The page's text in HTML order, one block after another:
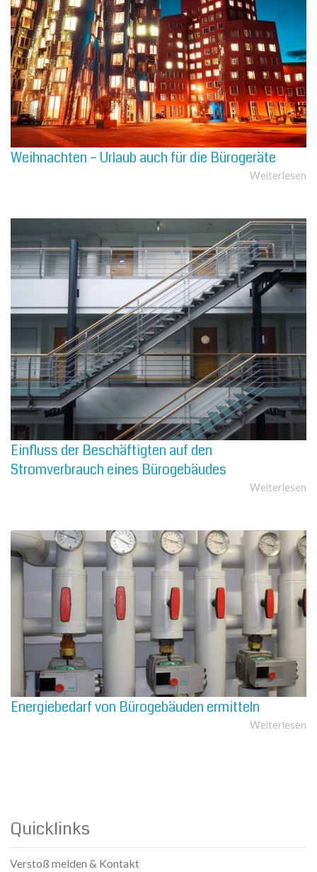
Weihnachten – Urlaub auch für die Bürogeräte
Weiterlesen
Einfluss der Beschäftigten auf den
Stromverbrauch eines Bürogebäudes
Weiterlesen
Energiebedarf von Bürogebäuden ermitteln
Weiterlesen
Quicklinks
Verstoß melden & Kontakt